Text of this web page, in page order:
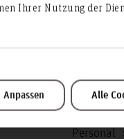
Ihrer Nutzung der
Anpassen Alle
Personal